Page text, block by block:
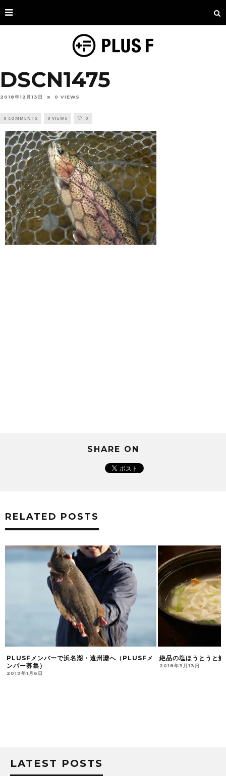
DSCN1475
2018年12月13日 0 VIEWS
0 COMMENTS 0 VIEWS 0
SHARE ON
RELATED POSTS
PLUSFメンバーで浜名湖・遠州灘へ（PLUSFメ
ンバー募集）
2019年1月6日
絶品の塩ほうとうと
2018年3月13日
LATEST POSTS